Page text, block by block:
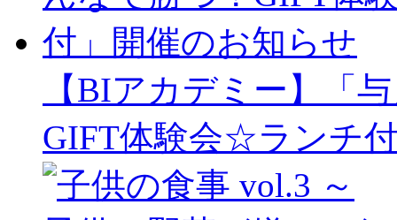
【BIアカデミー】「
GIFT体験会☆ランチ